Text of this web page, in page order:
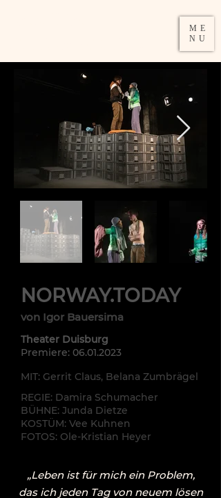
ME
NU
NORWAY.TODAY
von Igor Bauersima
Theater Duisburg​
Premiere: 06.01.2023
MIT: Gerrit Claus, Belana Zumbrägel
REGIE: Damira Schumacher
BÜHNE: Junda Dietze
KOSTÜM: Vee Kuhnen
FOTOS: Ole-Kristian Heyer
„Leben ist für mich ein Problem,
das ich jeden Tag von neuem lösen